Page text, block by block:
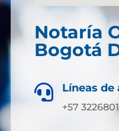
Notaría
Bogotá
 Líneas de
+57